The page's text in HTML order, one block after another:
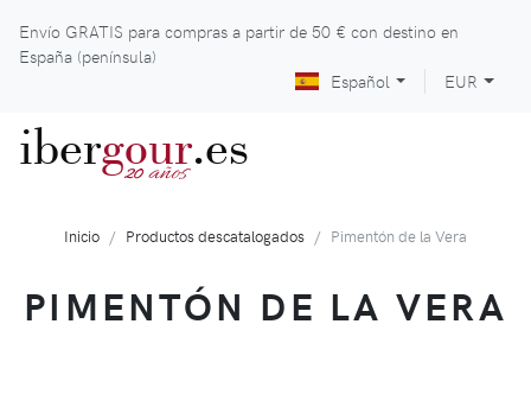
Envío GRATIS para compras a partir de 50 € con destino en
España (península)
Español
EUR
ibergour
20 años .es
Inicio Productos descatalogados Pimentón de la Vera
PIMENTÓN DE LA VERA